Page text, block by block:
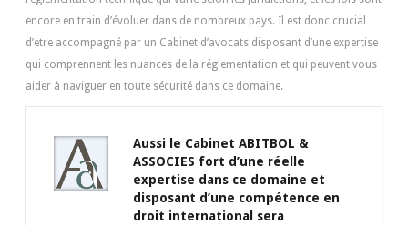
encore en train d’évoluer dans de nombreux pays. Il est donc crucial
d’etre accompagné par un Cabinet d’avocats disposant d’une expertise
qui comprennent les nuances de la réglementation et qui peuvent vous
aider à naviguer en toute sécurité dans ce domaine.
Aussi le Cabinet ABITBOL &
ASSOCIES fort d’une réelle
expertise dans ce domaine et
disposant d’une compétence en
droit international sera